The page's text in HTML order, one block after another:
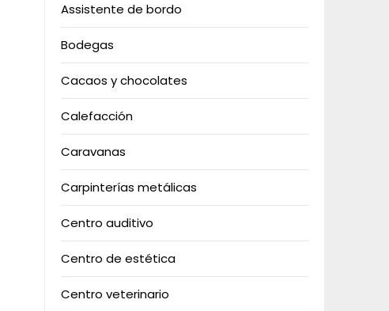
Assistente de bordo
Bodegas
Cacaos y chocolates
Calefacción
Caravanas
Carpinterías metálicas
Centro auditivo
Centro de estética
Centro veterinario